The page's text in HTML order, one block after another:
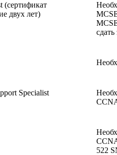
(сертификат
двух лет)
Specialist
522